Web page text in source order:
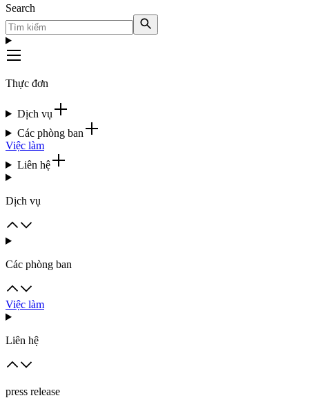
Search
Thực đơn
Dịch vụ
Các phòng ban
Việc làm
Liên hệ
Dịch vụ
Các phòng ban
Việc làm
Liên hệ
press release